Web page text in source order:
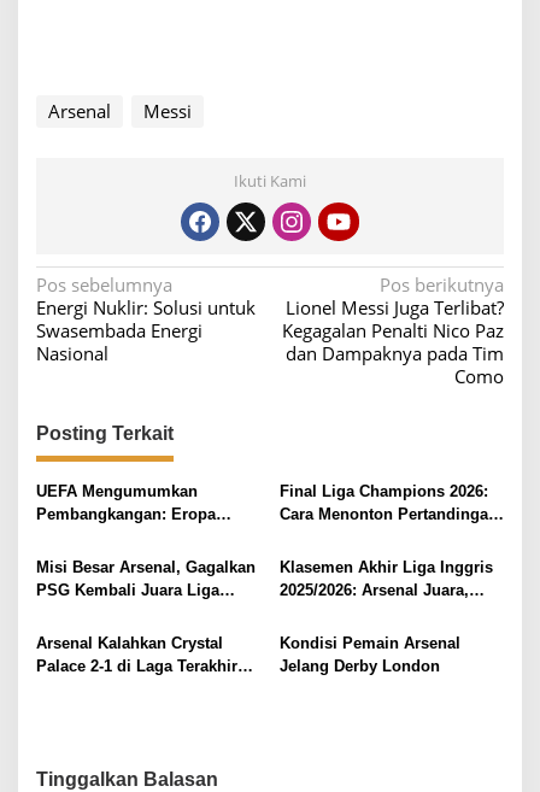
Arsenal Messi
Ikuti Kami
N
a
v
g
a
s
i
o
Pos sebelumnya
Energi Nuklir: Solusi untuk
Swasembada Energi
Nasional
Pos berikutnya
Lionel Messi Juga Terlibat?
Kegagalan Penalti Nico Paz
dan Dampaknya pada Tim
Como
Posting Terkait
UEFA Mengumumkan
Pembangkangan: Eropa
Messi
Final Liga Champions 2026:
Cara Menonton Pertandingan
Misi Besar Arsenal, Gagalkan
PSG Kembali Juara Liga
Klasemen Akhir Liga Inggris
2025/2026: Arsenal Juara,
Arsenal Kalahkan Crystal
Palace 2-1 di Laga Terakhir
Kondisi Pemain Arsenal
Jelang Derby London
Tinggalkan Balasan